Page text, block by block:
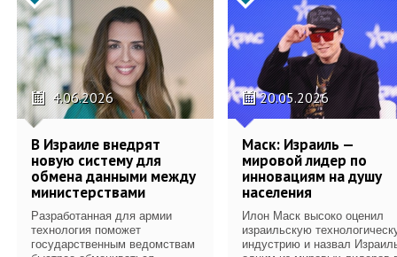
4.06.2026
В Израиле внедрят
новую систему для
обмена данными между
министерствами
Разработанная для армии
технология поможет
государственным ведомствам
20.05.2026
Маск: Израиль —
мировой лидер по
инновациям на душу
населения
Илон Маск высоко оценил
израильскую
индустрию и назвал